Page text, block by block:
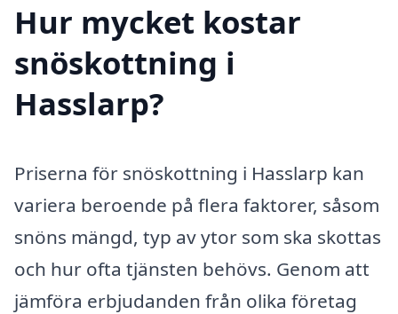
Hur mycket kostar
snöskottning i
Hasslarp?
Priserna för snöskottning i Hasslarp kan
variera beroende på flera faktorer, såsom
snöns mängd, typ av ytor som ska skottas
och hur ofta tjänsten behövs. Genom att
jämföra erbjudanden från olika företag